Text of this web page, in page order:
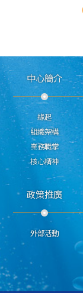
中心簡介
緣起
組織架構
業務職掌
核心精神
政策推廣
外部活動